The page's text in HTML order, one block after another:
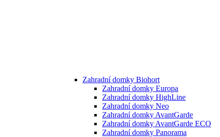
Zahradní domky Biohort
Zahradní domky Europa
Zahradní domky HighLine
Zahradní domky Neo
Zahradní domky AvantGarde
Zahradní domky AvantGarde ECO
Zahradní domky Panorama